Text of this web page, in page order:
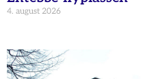
4. august 2026